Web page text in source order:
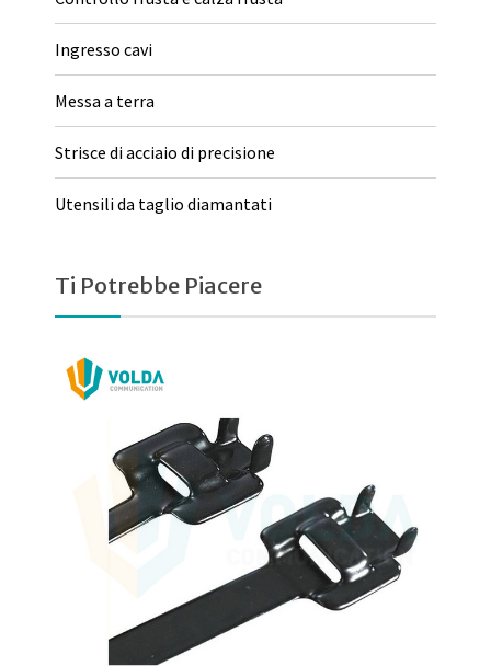
Ingresso cavi
Messa a terra
Strisce di acciaio di precisione
Utensili da taglio diamantati
Ti Potrebbe Piacere